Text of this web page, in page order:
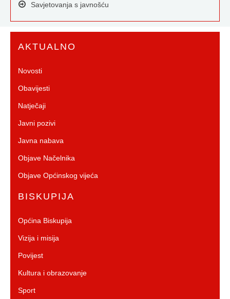
Savjetovanja s javnošću
AKTUALNO
Novosti
Obavijesti
Natječaji
Javni pozivi
Javna nabava
Objave Načelnika
Objave Općinskog vijeća
BISKUPIJA
Općina Biskupija
Vizija i misija
Povijest
Kultura i obrazovanje
Sport